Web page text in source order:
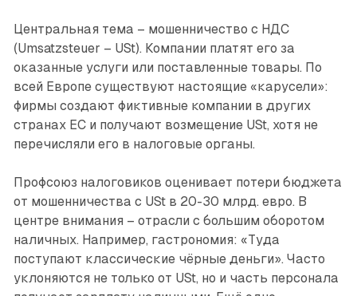
Центральная тема – мошенничество с НДС
(Umsatzsteuer – USt). Компании платят его за
оказанные услуги или поставленные товары. По
всей Европе существуют настоящие «карусели»:
фирмы создают фиктивные компании в других
странах ЕС и получают возмещение USt, хотя не
перечисляли его в налоговые органы.
Профсоюз налоговиков оценивает потери бюджета
от мошенничества с USt в 20-30 млрд. евро. В
центре внимания – отрасли с большим оборотом
наличных. Например, гастрономия: «Туда
поступают классические чёрные деньги». Часто
уклоняются не только от USt, но и часть персонала